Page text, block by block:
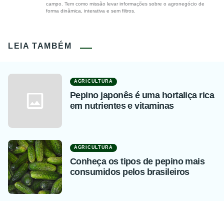
campo. Tem como missão levar informações sobre o agronegócio de
forma dinâmica, interativa e sem filtros.
LEIA TAMBÉM
AGRICULTURA
Pepino japonês é uma hortaliça rica
em nutrientes e vitaminas
AGRICULTURA
Conheça os tipos de pepino mais
consumidos pelos brasileiros